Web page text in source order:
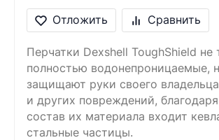
Отложить Сравнить
Перчатки Dexshell ToughShield не
полностью водонепроницаемые,
защищают руки своего
и других повреждений,
состав их материала входит
стальные частицы.